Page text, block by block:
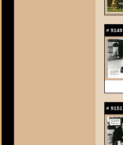
# 9149
# 9151